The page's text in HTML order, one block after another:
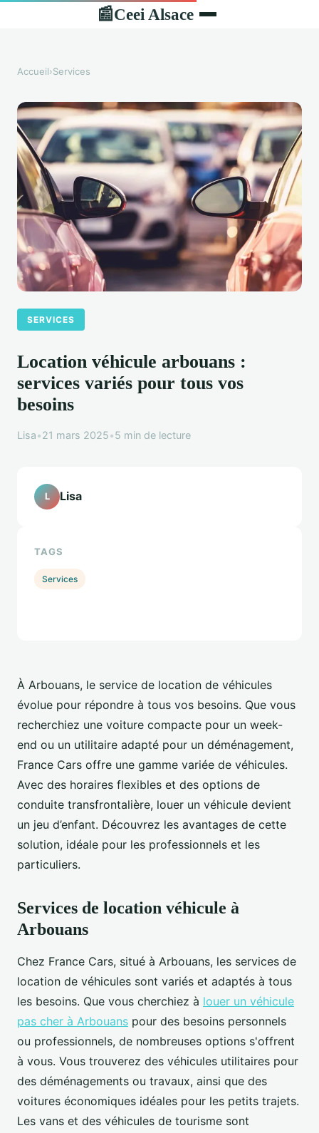
📰Ceei Alsace
Accueil›Services
SERVICES
Location véhicule arbouans :
services variés pour tous vos
besoins
Lisa•21 mars 2025•5 min de lecture
À Arbouans, le service de location de véhicules
évolue pour répondre à tous vos besoins. Que vous
recherchiez une voiture compacte pour un week-
end ou un utilitaire adapté pour un déménagement,
France Cars offre une gamme variée de véhicules.
Avec des horaires flexibles et des options de
conduite transfrontalière, louer un véhicule devient
un jeu d’enfant. Découvrez les avantages de cette
solution, idéale pour les professionnels et les
particuliers.
Services de location véhicule à
Arbouans
Chez France Cars, situé à Arbouans, les services de
location de véhicules sont variés et adaptés à tous
les besoins. Que vous cherchiez à louer un véhicule
pas cher à Arbouans pour des besoins personnels
ou professionnels, de nombreuses options s'offrent
à vous. Vous trouverez des véhicules utilitaires pour
des déménagements ou travaux, ainsi que des
voitures économiques idéales pour les petits trajets.
Les vans et des véhicules de tourisme sont
L Lisa
TAGS
Services